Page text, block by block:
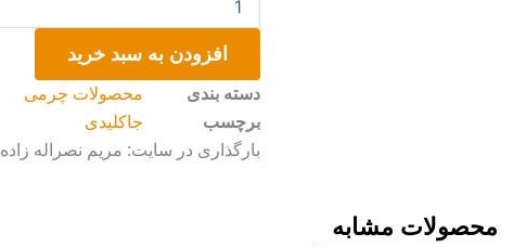
بتمن
چرم
طبیعی
عدد
افزودن به سبد خرید
دسته بندی
محصولات چرمی
برچسب
جاکلیدی
بارگذاری در سایت: مریم نصراله زاده
محصولات مشابه